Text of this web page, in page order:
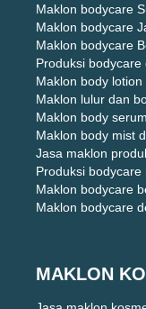
Maklon bodycare
Maklon bodycare
Maklon bodycare
Produksi
Maklon body
Maklon lulur dan
Maklon body
Maklon body mist
Jasa maklon
Produksi bodycare
Maklon bodycare
Maklon bodycare
MAKLON